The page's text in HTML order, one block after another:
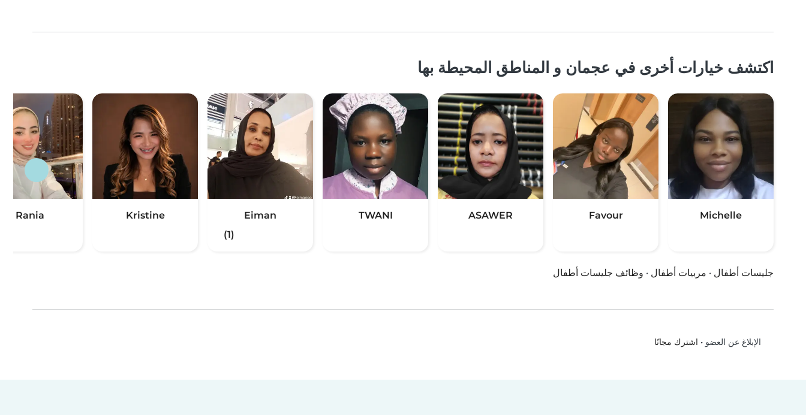
اكتشف خيارات أخرى في عجمان و المناطق المحيطة بها
Michelle
Favour
ASAWER
TWANI
Eiman
(1)
Kristine
Rania
جليسات أطفال · مربيات أطفال · وظائف جليسات أطفال
الإبلاغ عن العضو • اشترك مجانًا